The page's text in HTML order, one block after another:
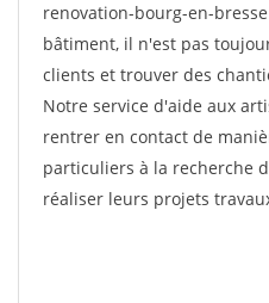
renovation-bourg-en-
bâtiment, il n'est pas
clients et trouver des
Notre service d'aide aux
rentrer en contact de
particuliers à la recherche
réaliser leurs projets